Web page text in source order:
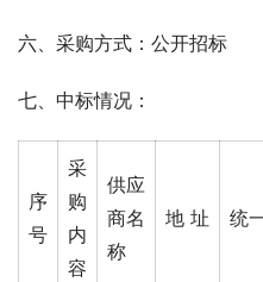
六、采购方式：公开招标
七、中标情况：
序
号
采
购
内
容
供应
商名
称
地 址 统